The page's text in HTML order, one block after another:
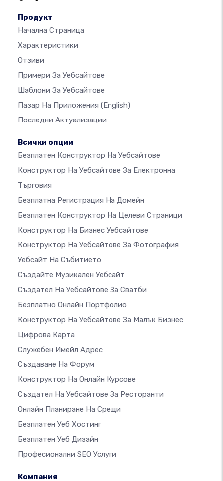
Продукт
Начална Страница
Характеристики
Отзиви
Примери За Уебсайтове
Шаблони За Уебсайтове
Пазар На Приложения (English)
Последни Актуализации
Всички опции
Безплатен Конструктор На Уебсайтове
Конструктор На Уебсайтове За Електронна
Търговия
Безплатна Регистрация На Домейн
Безплатен Конструктор На Целеви Страници
Конструктор На Бизнес Уебсайтове
Конструктор На Уебсайтове За Фотография
Уебсайт На Събитието
Създайте Музикален Уебсайт
Създател На Уебсайтове За Сватби
Безплатно Онлайн Портфолио
Конструктор На Уебсайтове За Малък Бизнес
Цифрова Карта
Служебен Имейл Адрес
Създаване На Форум
Конструктор На Онлайн Курсове
Създател На Уебсайтове За Ресторанти
Онлайн Планиране На Срещи
Безплатен Уеб Хостинг
Безплатен Уеб Дизайн
Професионални SEO Услуги
Компания